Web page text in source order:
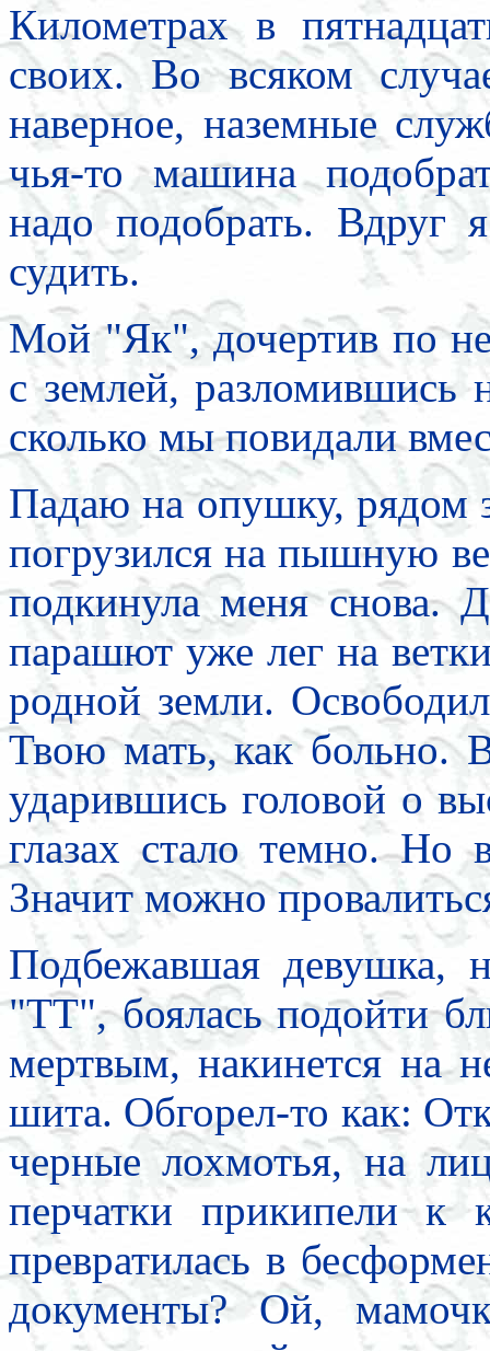
Километрах в
своих. Во всяком
наверное, наземные
чья-то машина
надо подобрать. Вдруг
судить.
Мой "Як", дочертив по
с землей, разломившись
сколько мы повидали
Падаю на опушку, рядом
погрузился на пышную
подкинула меня снова.
парашют уже лег на
родной земли.
Твою мать, как больно.
ударившись головой о
глазах стало темно.
Значит можно
Подбежавшая девушка,
"ТТ", боялась подойти
мертвым, накинется на
шита. Обгорел-то как:
черные лохмотья, на
перчатки прикипели к
превратилась в
документы? Ой,